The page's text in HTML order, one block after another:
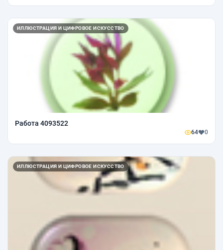
ИЛЛЮСТРАЦИЯ И ЦИФРОВОЕ ИСКУССТВО
Работа 4093522
64 0
ИЛЛЮСТРАЦИЯ И ЦИФРОВОЕ ИСКУССТВО